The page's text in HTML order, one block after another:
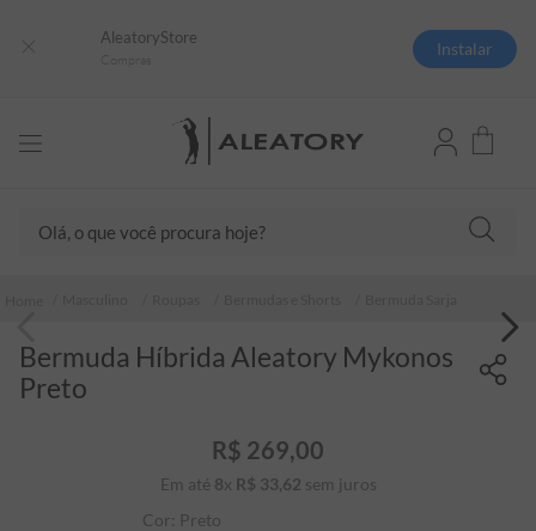
AleatoryStore
Instalar
Bermuda Híbrida Aleatory Mykonos
Preto
R$ 269,00
Em até 8x R$ 33,62 sem juros
Cor: Preto
2º
camiseta listrada
4º
jaqueta
5º
camiseta